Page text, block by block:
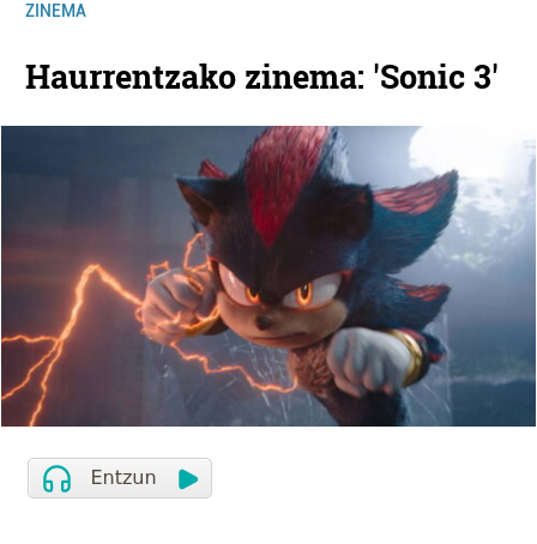
ZINEMA
Haurrentzako zinema: 'Sonic 3'